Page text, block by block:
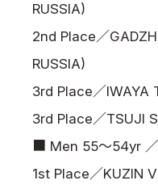
RUSSIA)
2nd Place／
RUSSIA)
3rd Place／IWAYA
3rd Place／TSUJI
■ Men 55～54yr
1st Place／KUZIN